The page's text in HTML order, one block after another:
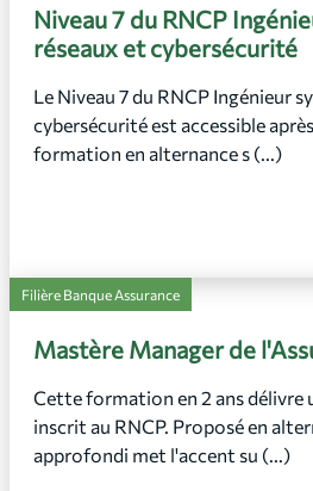
Niveau 7 du RNCP
réseaux et cybersécurité
Le Niveau 7 du RNCP Ingénieur
cybersécurité est accessible
formation en alternance s (...)
Filière Banque Assurance
Mastère Manager de
Cette formation en 2 ans délivre
inscrit au RNCP. Proposé en
approfondi met l'accent su (...)